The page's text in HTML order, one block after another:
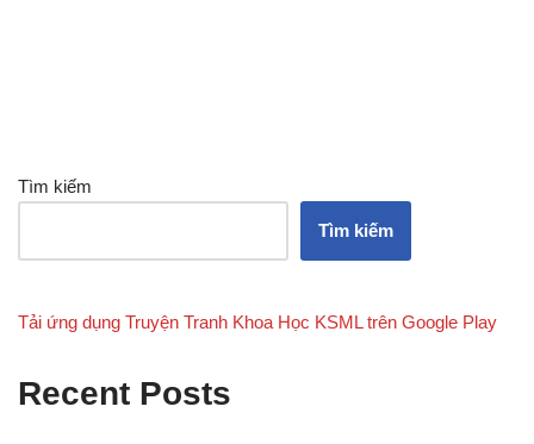
Tìm kiếm
Tìm kiếm
Tải ứng dụng Truyện Tranh Khoa Học KSML trên Google Play
Recent Posts